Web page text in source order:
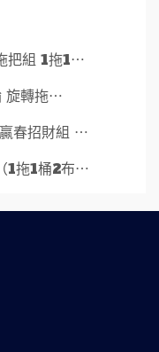
把組 1拖1⋯
旋轉拖⋯
春招財組 ⋯
1拖1桶2布⋯